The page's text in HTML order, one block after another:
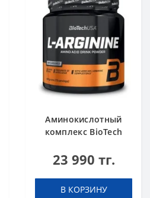
Аминокислотный
комплекс BioTech
unflavoured 300 g
23 990 тг.
В КОРЗИНУ